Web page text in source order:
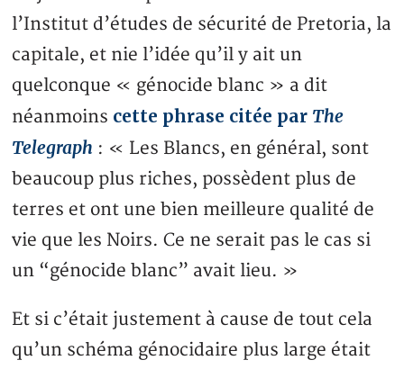
l’Institut d’études de sécurité de Pretoria, la
capitale, et nie l’idée qu’il y ait un
quelconque « génocide blanc » a dit
néanmoins cette phrase citée par The
Telegraph : « Les Blancs, en général, sont
beaucoup plus riches, possèdent plus de
terres et ont une bien meilleure qualité de
vie que les Noirs. Ce ne serait pas le cas si
un “génocide blanc” avait lieu. »
Et si c’était justement à cause de tout cela
qu’un schéma génocidaire plus large était